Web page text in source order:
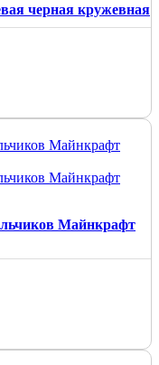
черная кружевная
Майнкрафт